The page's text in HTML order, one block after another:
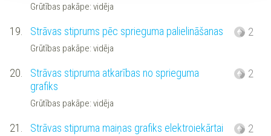
Grūtības pakāpe: vidēja
19. Strāvas stiprums pēc sprieguma palielināšanas
Grūtības pakāpe: vidēja
2
20.
Strāvas stipruma atkarības no sprieguma
grafiks
Grūtības pakāpe: vidēja
2
21. Strāvas stipruma maiņas grafiks elektroiekārtai 2